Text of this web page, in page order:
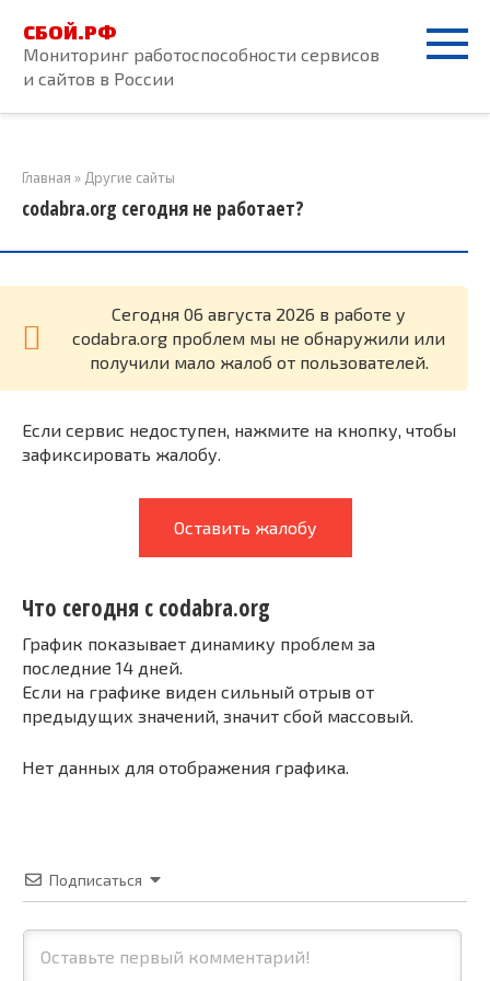
контенту
СБОЙ.РФ
Мониторинг работоспособности сервисов
и сайтов в России
Главная » Другие сайты
codabra.org сегодня не работает?
Cегодня 06 августа 2026 в работе у
codabra.org проблем мы не обнаружили или
получили мало жалоб от пользователей.
Если сервис недоступен, нажмите на кнопку, чтобы
зафиксировать жалобу.
Оставить жалобу
Что сегодня с codabra.org
График показывает динамику проблем за
последние 14 дней.
Если на графике виден сильный отрыв от
предыдущих значений, значит сбой массовый.
Нет данных для отображения графика.
Подписаться